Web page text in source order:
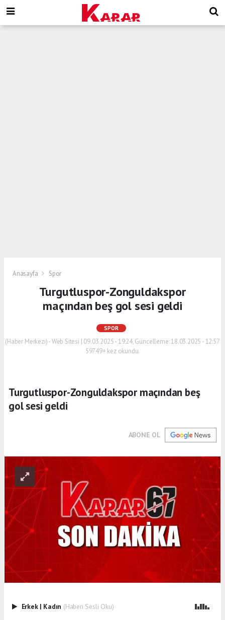
Anasayfa Spor
Turgutluspor-Zonguldakspor
maçından beş gol sesi geldi
SPOR
(Haber Merkezi) - Web Sitesi | 09.03.2025 - 19:24, Güncelleme: 18.03.2025 - 12:57
59749+ kez okundu.
Turgutluspor-Zonguldakspor maçından beş
gol sesi geldi
ABONE OL
Erkek | Kadın (Haberi Sesli Oku)